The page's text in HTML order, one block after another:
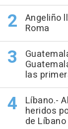
Angeliño
Roma
las
Líbano.-
heridos
de Líbano